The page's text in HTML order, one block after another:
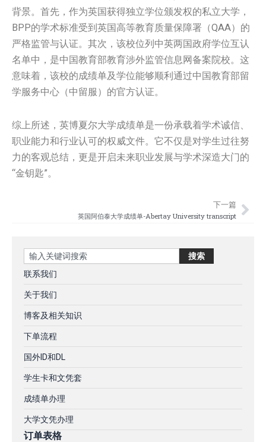
背景。首先，作为英国获得独立学位颁发权的私立大学，
BPP的学术标准受到英国高等教育质量保障署（QAA）的
严格监管与认证。其次，该校位列中英两国政府学位互认
名单中，是中国教育部教育涉外监管信息网备案院校。这
意味着，该校的成绩单及学位能够顺利通过中国教育部留
学服务中心（中留服）的官方认证。
综上所述，英博夏尔大学成绩单是一份承载着学术诚信、
职业能力和行业认可的权威文件。它不仅是对学生过往努
力的客观总结，更是开启未来职业发展与学术深造大门的
“金钥匙”。
下一篇
英国阿伯泰大学成绩单-Abertay University transcript
Search 搜索
联系我们
关于我们
博客及相关知识
下单流程
国外ID和DL
学生卡和文凭套
成绩单办理
大学文凭办理
订单表格